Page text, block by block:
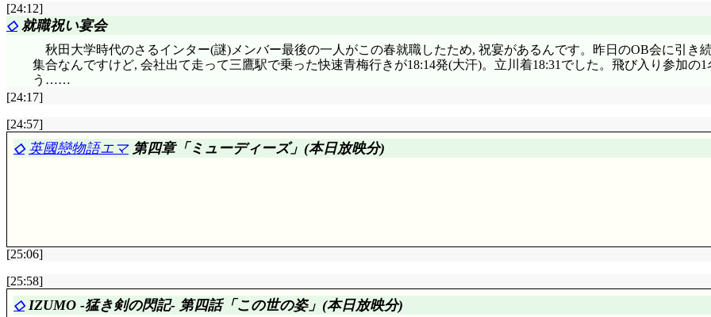
[24:12]
◇就職祝い宴会
秋田大学時代のさるインター(謎)メンバー最後の一人がこの春就職したため, 祝宴があるんです。昨日のOB会に引
集合なんですけど, 会社出て走って三鷹駅で乗った快速青梅行きが18:14発(大汗)。立川着18:31でした。飛び入り参加
う……
[24:17]
[24:57]
◇ 英國戀物語エマ第四章「ミューディーズ」(本日放映分)
評価……☆☆☆☆(前回比: +1)
見所1: ウィリアムとアーサーに無視され続けたコリン。そして相応以上に非難を浴びてしまうアーサー(^^;;; なんか,
[25:06]
[25:58]
◇IZUMO -猛き剣の閃記- 第四話「この世の姿」(本日放映分)